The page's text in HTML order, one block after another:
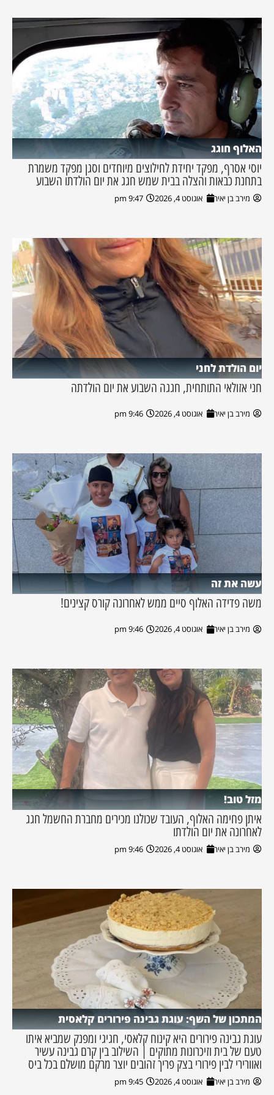
האלוף חוגג
יוסי אסרף, מפקד יחידת לחילוצים מיוחדים וסגן מפקד משמרת
בתחנת כבאות והצלה בבית שמש חגג את יום הולדתו השבוע
מירב בן יאיר אוגוסט 4, 2026 9:47 pm
יום הולדת לחני
חני אזולאי התותחית, חגגה השבוע את יום הולדתה
מירב בן יאיר אוגוסט 4, 2026 9:46 pm
עשה את זה
משה פדידה האלוף סיים ממש לאחרונה קורס קצינים!
מירב בן יאיר אוגוסט 4, 2026 9:46 pm
מזל טוב!
איתן פחימה האלוף, העובד שכולנו מכירים מחברת החשמל חגג
לאחרונה את יום הולדתו
מירב בן יאיר אוגוסט 4, 2026 9:46 pm
המתכון של השף: עוגת גבינה פירורים קלאסית
עוגת גבינה פירורים היא קינוח קלאסי, חגיגי ומפנק שמביא איתו
טעם של בית וזיכרונות מתוקים | השילוב בין קרם גבינה עשיר
ואוורירי לבין פירורי בצק פריך זהובים יוצר מרקם מושלם בכל ביס
מירב בן יאיר אוגוסט 4, 2026 9:45 pm